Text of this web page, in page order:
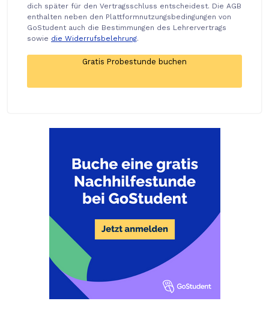
dich später für den Vertragsschluss entscheidest. Die AGB
enthalten neben den Plattformnutzungsbedingungen von
GoStudent auch die Bestimmungen des Lehrervertrags
sowie die Widerrufsbelehrung.